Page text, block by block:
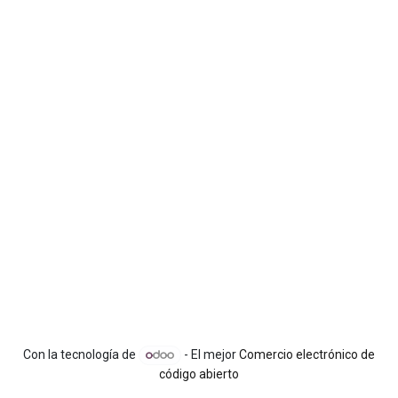
Con la tecnología de - El mejorComercio electrónico de
código abierto